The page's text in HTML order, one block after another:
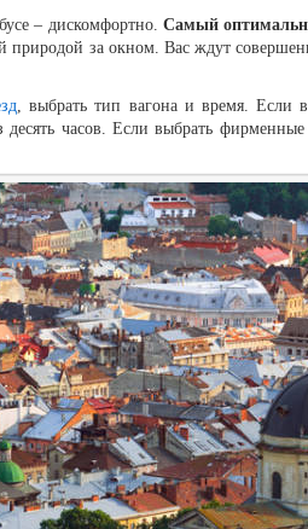
– дискомфортно. Самый
природой за окном. Вас ждут
, выбрать тип вагона и время. Если
десять часов. Если выбрать